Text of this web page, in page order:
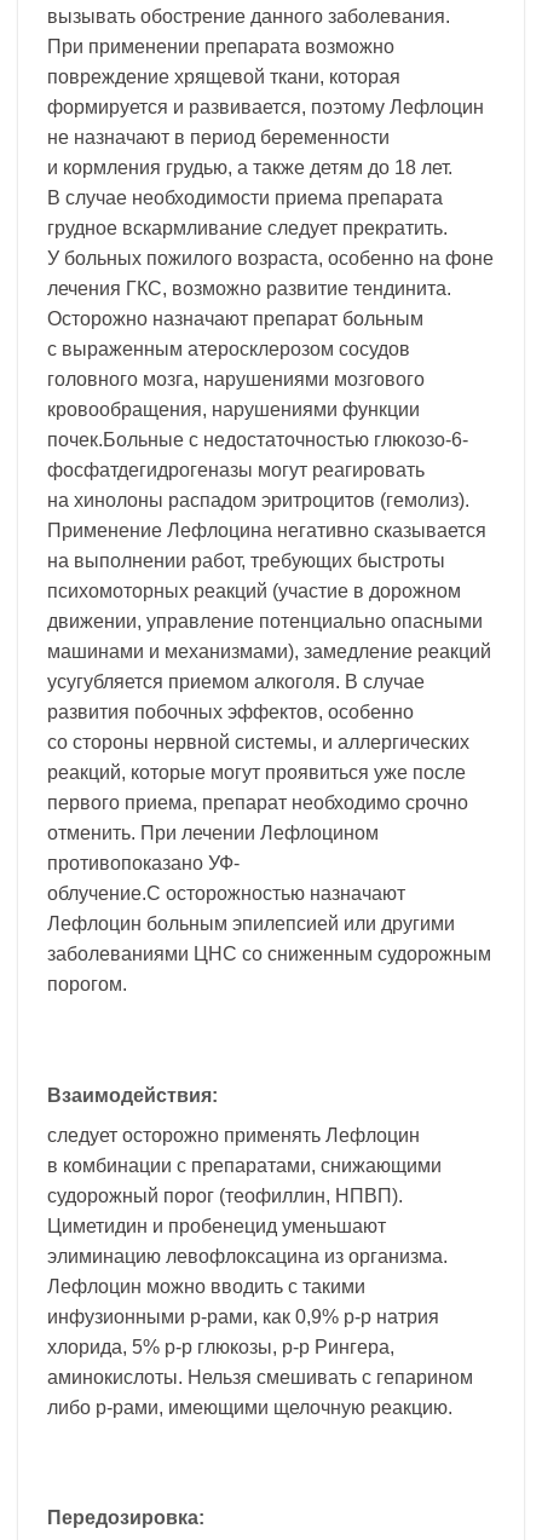
вызывать обострение данного заболевания.
При применении препарата возможно
повреждение хрящевой ткани, которая
формируется и развивается, поэтому Лефлоцин
не назначают в период беременности
и кормления грудью, а также детям до 18 лет.
В случае необходимости приема препарата
грудное вскармливание следует прекратить.
У больных пожилого возраста, особенно на фоне
лечения ГКС, возможно развитие тендинита.
Осторожно назначают препарат больным
с выраженным атеросклерозом сосудов
головного мозга, нарушениями мозгового
кровообращения, нарушениями функции
почек.Больные с недостаточностью глюкозо-6-
фосфатдегидрогеназы могут реагировать
на хинолоны распадом эритроцитов (гемолиз).
Применение Лефлоцина негативно сказывается
на выполнении работ, требующих быстроты
психомоторных реакций (участие в дорожном
движении, управление потенциально опасными
машинами и механизмами), замедление реакций
усугубляется приемом алкоголя. В случае
развития побочных эффектов, особенно
со стороны нервной системы, и аллергических
реакций, которые могут проявиться уже после
первого приема, препарат необходимо срочно
отменить. При лечении Лефлоцином
противопоказано УФ-
облучение.С осторожностью назначают
Лефлоцин больным эпилепсией или другими
заболеваниями ЦНС со сниженным судорожным
порогом.
Взаимодействия:
следует осторожно применять Лефлоцин
в комбинации с препаратами, снижающими
судорожный порог (теофиллин, НПВП).
Циметидин и пробенецид уменьшают
элиминацию левофлоксацина из организма.
Лефлоцин можно вводить с такими
инфузионными р-рами, как 0,9% р-р натрия
хлорида, 5% р-р глюкозы, р-р Рингера,
аминокислоты. Нельзя смешивать с гепарином
либо р-рами, имеющими щелочную реакцию.
Передозировка: